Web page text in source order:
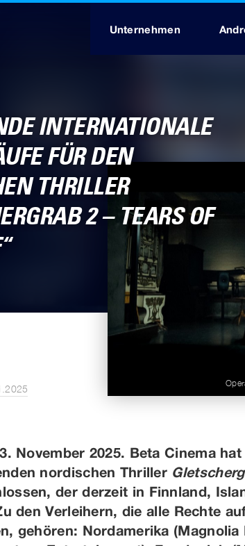
Unternehmen
INTERNATIONALE
FÜR DEN
THRILLER
2 – TEARS OF
November 2025. Beta Cinema
nordischen Thriller
der derzeit in Finnland,
den Verleihern, die alle Rechte
gehören: Nordamerika